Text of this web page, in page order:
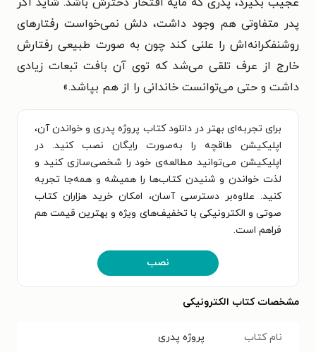
پدر متفاوتی هم وجود داشت، دلش نمی‌خواست رفتارهای
روشنفکرانه‌اش را علنی کند چون به صورت طبیعی رفتارش
خارج از عرف تلقی می‌شد که توی آن بافت تبعات زیادی
داشت و حتی می‌توانست خاندانی را از هم بپاشد.»
برای تجربه‌ای بهتر در دانلود کتاب پروژه پدری و خواندن آن،
اپلیکیشن طاقچه را به‌صورت رایگان نصب کنید. در
اپلیکیشن می‌توانید مطالعه‌ی خود را شخصی‌سازی کنید و
لذت خواندن و شنیدن کتاب‌ها را همیشه و همه‌جا تجربه
کنید. علاوه‌بر دسترسی آسان، امکان خرید هزاران کتاب
صوتی و الکترونیکی با تخفیف‌های ویژه و بهترین قیمت هم
فراهم است.
نصب
مشخصات کتاب الکترونیکی
نام کتاب پروژه پدری